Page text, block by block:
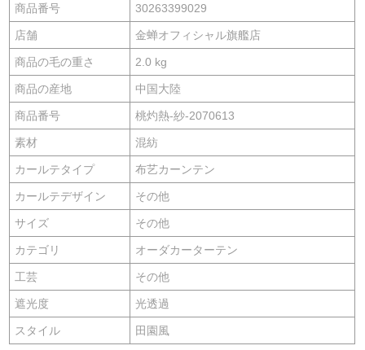
商品番号 30263399029
店舗 金蝉オフィシャル旗艦店
商品の毛の重さ 2.0 kg
商品の産地 中国大陸
商品番号 桃灼熱-紗-2070613
素材 混紡
カールテタイプ 布艺カーンテン
カールテデザイン その他
サイズ その他
カテゴリ オーダカーターテン
工芸 その他
遮光度 光透過
スタイル 田園風